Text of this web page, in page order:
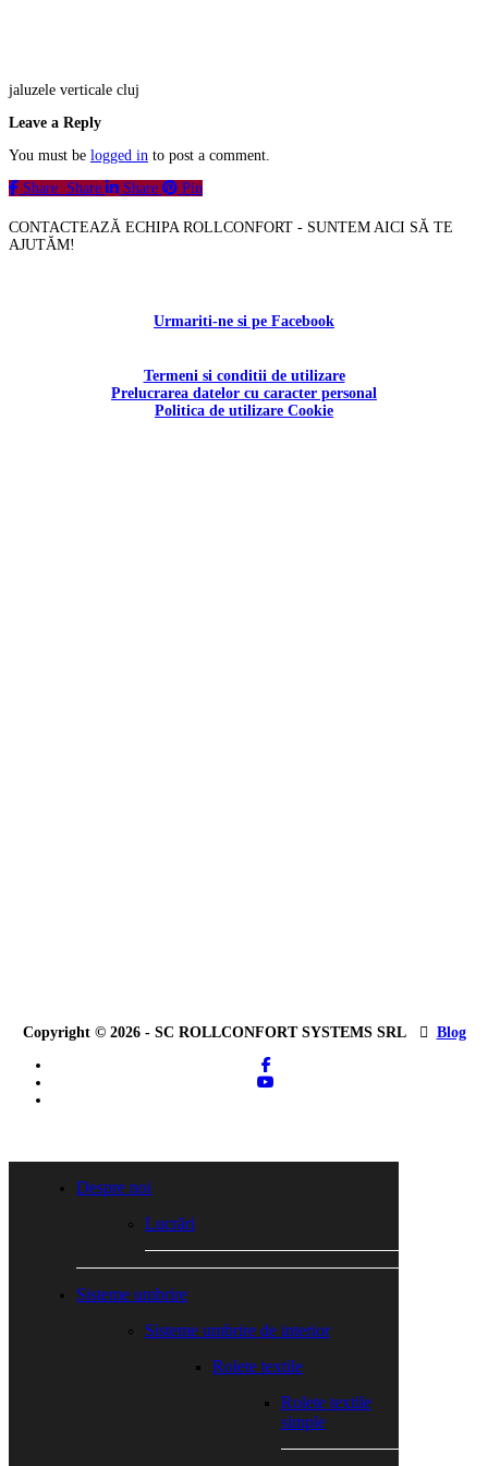
jaluzele verticale cluj
Leave a Reply
You must be logged in to post a comment.
Share Share Share Pin
CONTACTEAZĂ ECHIPA ROLLCONFORT - SUNTEM AICI SĂ TE
AJUTĂM!
Urmariti-ne si pe Facebook
Termeni si conditii de utilizare
Prelucrarea datelor cu caracter personal
Politica de utilizare Cookie
Copyright © 2026 - SC ROLLCONFORT SYSTEMS SRL
Blog
facebook
youtube
Despre noi
Lucrări
Sisteme umbrire
Sisteme umbrire de interior
Rolete textile
Rolete textile
simple